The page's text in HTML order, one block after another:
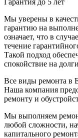
Гарантия до 5 лет
Мы уверены в
гарантию на
означает, что в
течение
Такой подход
спокойствие на
Все виды ремонта в
Наша компания
ремонту и
Мы выполняем
любой сложности,
капитального